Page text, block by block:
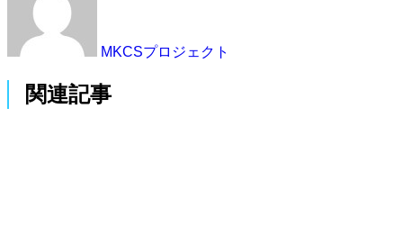
MKCSプロジェクト
関連記事